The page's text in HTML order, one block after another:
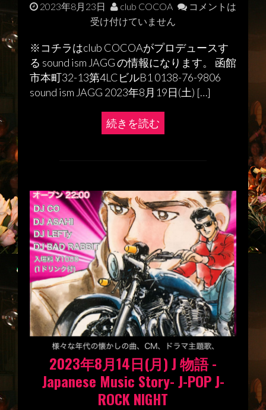
2023年8月23日 club COCOA
コメントは
受け付けていません
※コチラはclub COCOAがプロデュースす
る sound ism JAGG の情報になります。 函館
市本町32-13第4LCビルB1 0138-76-9806
sound ism JAGG 2023年8月19日(土) […]
続きを読む
2023年8月14日(月) J 物語 -
Japanese Music Story- J-POP J-
ROCK NIGHT